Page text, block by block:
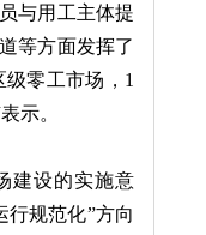
与用工主体提
等方面发挥了
零工市场，1
示。
建设的实施意
行规范化”方向